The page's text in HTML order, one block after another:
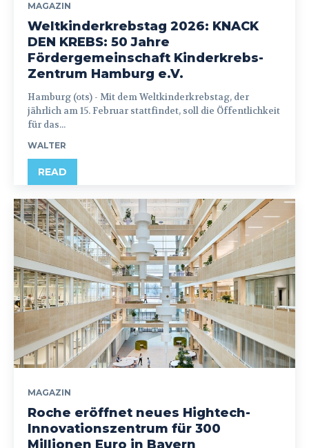
MAGAZIN
Weltkinderkrebstag 2026: KNACK
DEN KREBS: 50 Jahre
Fördergemeinschaft Kinderkrebs-
Zentrum Hamburg e.V.
Hamburg (ots) - Mit dem Weltkinderkrebstag, der
jährlich am 15. Februar stattfindet, soll die Öffentlichkeit
für das...
WALTER
READ
MAGAZIN
Roche eröffnet neues Hightech-
Innovationszentrum für 300
Millionen Euro in Bayern